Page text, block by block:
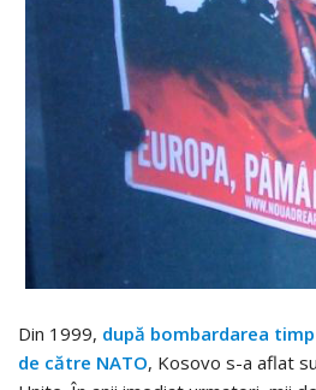
Din 1999, după bombardarea
de către NATO, Kosovo s-a aflat